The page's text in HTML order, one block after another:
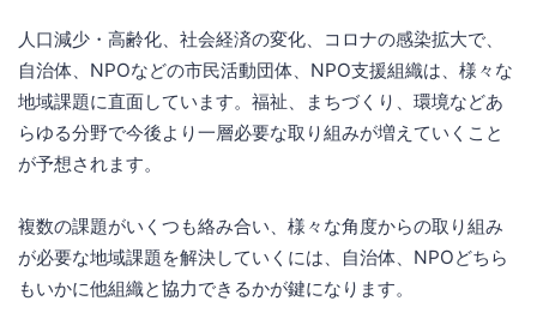
人口減少・高齢化、社会経済の変化、コロナの感染拡大で、
自治体、NPOなどの市民活動団体、NPO支援組織は、様々な
地域課題に直面しています。福祉、まちづくり、環境などあ
らゆる分野で今後より一層必要な取り組みが増えていくこと
が予想されます。
複数の課題がいくつも絡み合い、様々な角度からの取り組み
が必要な地域課題を解決していくには、自治体、NPOどちら
もいかに他組織と協力できるかが鍵になります。